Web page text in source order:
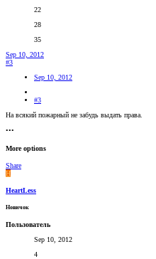
22
28
35
Sep 10, 2012
#3
Sep 10, 2012
#3
На всякий пожарный не забудь выдать права.
•••
More options
Share
H
HeartLess
Новичок
Пользователь
Sep 10, 2012
4